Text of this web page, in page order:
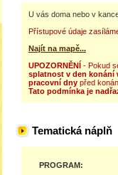
U vás doma nebo v
Přístupové údaje
Najít na mapě...
UPOZORNĚNÍ - Pokud
splatnost v den konání
pracovní dny před
Tato podmínka je
Tematická náplň
PROGRAM: